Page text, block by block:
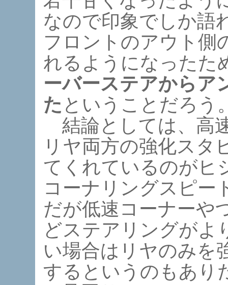
なので印象でしか語
フロントのアウト側
れるようになったた
ーバーステアからア
た ということだろう
結論としては、高
リヤ両方の強化スタ
てくれているのがヒ
コーナリングスピー
だが低速コーナーや
どステアリングがよ
い場合はリヤのみを
するというのもあり